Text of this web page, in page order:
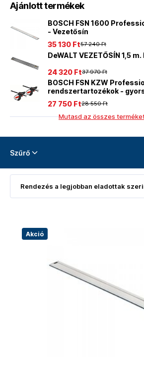
Ajánlott termékek
BOSCH FSN 1600
- Vezetősín
57 240 Ft
35 130 Ft
DeWALT VEZETŐSÍN 1,5
37 970 Ft
24 320 Ft
BOSCH FSN KZW
rendszertartozékok -
1600A001F828 550 Ft
27 750 Ft
Mutasd az összes
Szűrő
Akció